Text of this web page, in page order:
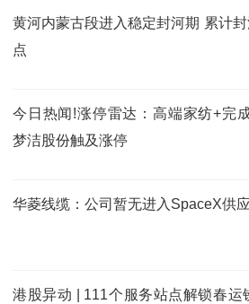
黄河内蒙古段进入稳定封河期 累计
点
今日热闻!涨停雷达：高端家纺+完
梦洁股份触及涨停
华菱线缆：公司暂无进入SpaceX供
港股异动 | 111个服务站点解锁春运